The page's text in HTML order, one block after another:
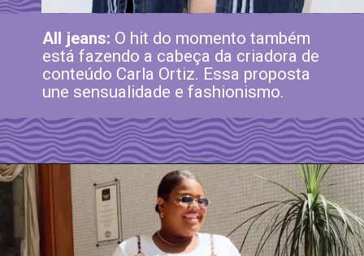
All jeans: O hit do momento também
está fazendo a cabeça da criadora de
conteúdo Carla Ortiz. Essa proposta
une sensualidade e fashionismo.